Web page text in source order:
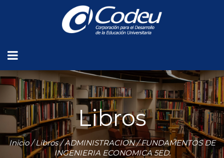
Libros
Inicio/Libros/ADMINISTRACION/ FUNDAMENTOS DE
INGENIERIA ECONOMICA 5ED.